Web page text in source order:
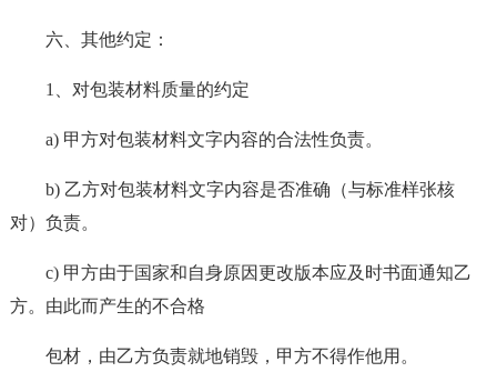
六、其他约定：
1、对包装材料质量的约定
a) 甲方对包装材料文字内容的合法性负责。
b) 乙方对包装材料文字内容是否准确（与标准样张核
对）负责。
c) 甲方由于国家和自身原因更改版本应及时书面通知乙
方。由此而产生的不合格
包材，由乙方负责就地销毁，甲方不得作他用。